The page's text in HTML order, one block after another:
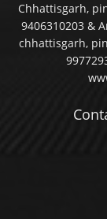
Chhattisgarh,
9406310203 &
chhattisgarh,